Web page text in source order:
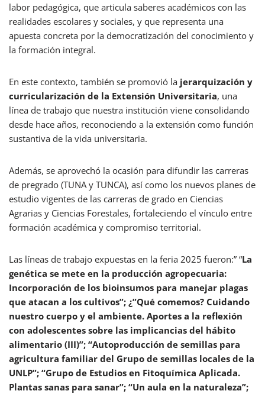
labor pedagógica, que articula saberes académicos con las
realidades escolares y sociales, y que representa una
apuesta concreta por la democratización del conocimiento y
la formación integral.
En este contexto, también se promovió la jerarquización y
curricularización de la Extensión Universitaria, una
línea de trabajo que nuestra institución viene consolidando
desde hace años, reconociendo a la extensión como función
sustantiva de la vida universitaria.
Además, se aprovechó la ocasión para difundir las carreras
de pregrado (TUNA y TUNCA), así como los nuevos planes de
estudio vigentes de las carreras de grado en Ciencias
Agrarias y Ciencias Forestales, fortaleciendo el vínculo entre
formación académica y compromiso territorial.
Las líneas de trabajo expuestas en la feria 2025 fueron:” “La
genética se mete en la producción agropecuaria:
Incorporación de los bioinsumos para manejar plagas
que atacan a los cultivos”; ¿”Qué comemos? Cuidando
nuestro cuerpo y el ambiente. Aportes a la reflexión
con adolescentes sobre las implicancias del hábito
alimentario (III)”; “Autoproducción de semillas para
agricultura familiar del Grupo de semillas locales de la
UNLP”; “Grupo de Estudios en Fitoquímica Aplicada.
Plantas sanas para sanar”; “Un aula en la naturaleza”;